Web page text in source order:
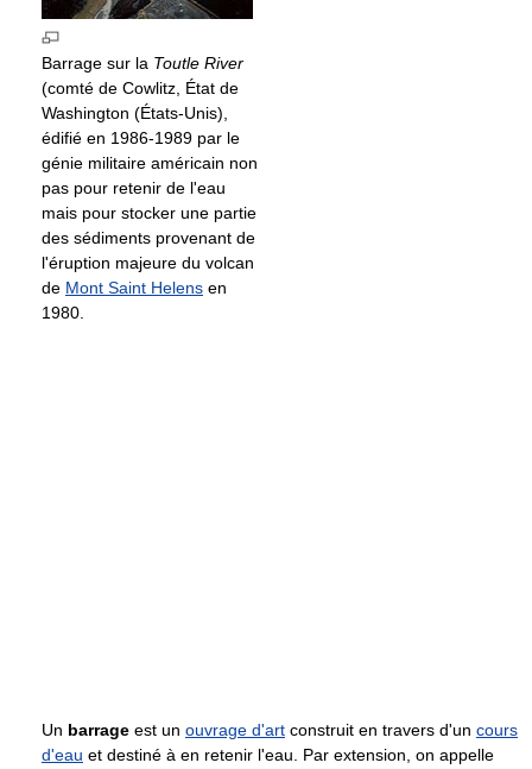
Barrage sur la Toutle River
(comté de Cowlitz, État de
Washington (États-Unis),
édifié en 1986-1989 par le
génie militaire américain non
pas pour retenir de l'eau
mais pour stocker une partie
des sédiments provenant de
l'éruption majeure du volcan
de Mont Saint Helens en
1980.
Un barrage est un ouvrage d'art construit en travers d'un cours
d'eau et destiné à en retenir l'eau. Par extension, on appelle